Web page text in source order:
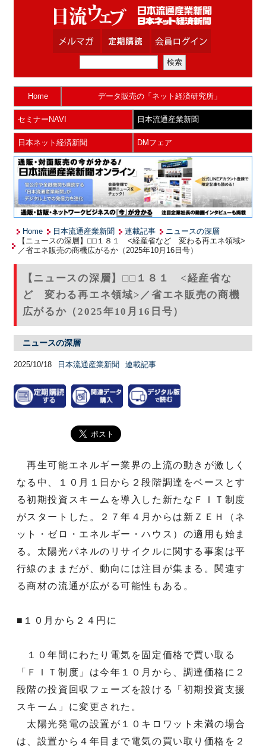
Home データ販売の「ネット経済研究所」
セミナーNAVI 日本流通産業新聞
日本ネット経済新聞 DMフェア
Home 日本流通産業新聞 連載記事
ニュースの深層
【ニュースの深層】□□１８１ <経産省など 変わる再エネ領域>
／省エネ販売の商機広がるか（2025年10月16日号）
【ニュースの深層】□□１８１ <経産省な
ど 変わる再エネ領域>／省エネ販売の商機
広がるか（2025年10月16日号）
ニュースの深層
2025/10/18 日本流通産業新聞 連載記事
再生可能エネルギー業界の上流の動きが激しく
なる中、１０月１日から２段階調達をベースとす
る初期投資スキームを導入した新たなＦＩＴ制度
がスタートした。２７年４月からは新ＺＥＨ（ネ
ット・ゼロ・エネルギー・ハウス）の適用も始ま
る。太陽光パネルのリサイクルに関する事案は平
行線のままだが、動向には注目が集まる。関連す
る商材の流通が広がる可能性もある。
■１０月から２４円に
１０年間にわたり電気を固定価格で買い取る
「ＦＩＴ制度」は今年１０月から、調達価格に２
段階の投資回収フェーズを設ける「初期投資支援
スキーム」に変更された。
太陽光発電の設置が１０キロワット未満の場合
は、設置から４年目まで電気の買い取り価格を２